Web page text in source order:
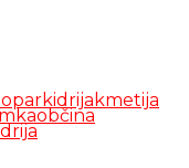
idrija kmetija
občina